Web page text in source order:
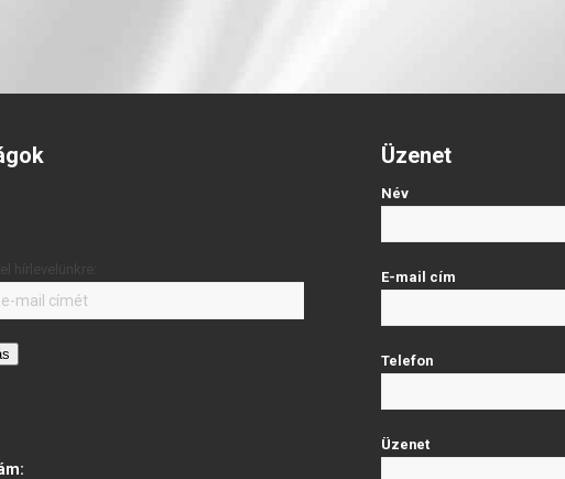
Üzenet
Név
E-mail cím
Telefon
Üzenet